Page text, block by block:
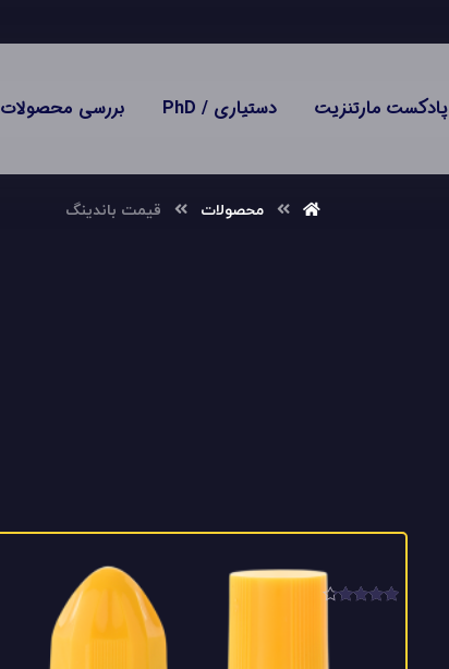
پادکست مارتنزیت دستیاری / PhD بررسی محصولات
محصولات قیمت باندینگ